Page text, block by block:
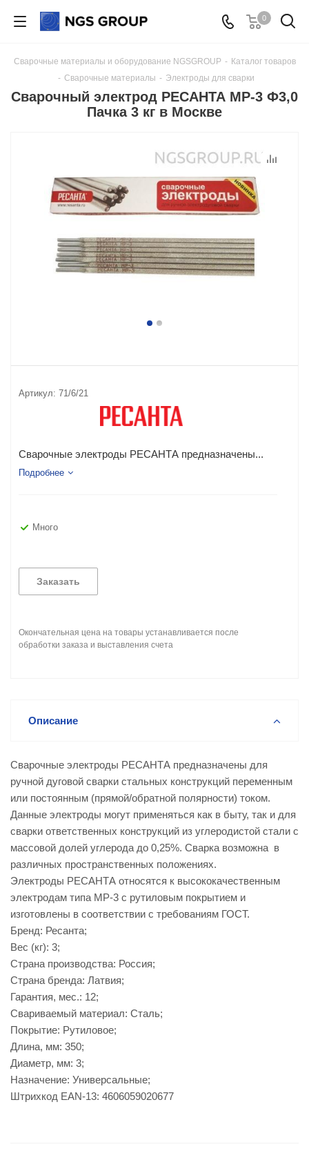
0
Сварочные материалы и оборудование NGSGROUP - Каталог товаров
- Сварочные материалы - Электроды для сварки
Сварочный электрод РЕСАНТА МР-3 Ф3,0
Пачка 3 кг в Москве
Артикул: 71/6/21
Сварочные электроды РЕСАНТА предназначены...
Подробнее
Много
Заказать
Окончательная цена на товары устанавливается после
обработки заказа и выставления счета
Описание
Сварочные электроды РЕСАНТА предназначены для
ручной дуговой сварки стальных конструкций переменным
или постоянным (прямой/обратной полярности) током.
Данные электроды могут применяться как в быту, так и для
сварки ответственных конструкций из углеродистой стали с
массовой долей углерода до 0,25%. Сварка возможна в
различных пространственных положениях.
Электроды РЕСАНТА относятся к высококачественным
электродам типа МР-3 с рутиловым покрытием и
изготовлены в соответствии с требованиям ГОСТ.
Бренд: Ресанта;
Вес (кг): 3;
Страна производства: Россия;
Страна бренда: Латвия;
Гарантия, мес.: 12;
Свариваемый материал: Сталь;
Покрытие: Рутиловое;
Длина, мм: 350;
Диаметр, мм: 3;
Назначение: Универсальные;
Штрихкод EAN-13: 4606059020677